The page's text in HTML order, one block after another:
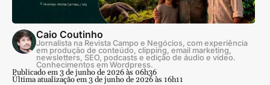
Caio Coutinho
Jornalista na Revista Campo e Negócios, com experiência
em produção de conteúdo, clipping, email marketing,
newsletters, SEO, podcasts e edição de áudio e vídeo.
Conhecimentos em Wordpress.
Publicado em 3 de junho de 2026 às 06h36
Última atualização em 3 de junho de 2026 às 16h11